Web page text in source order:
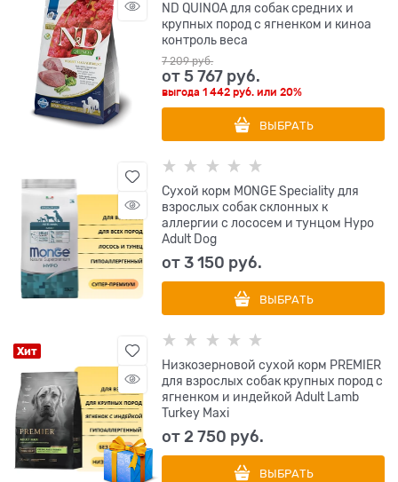
ND QUINOA для собак средних и
крупных пород с ягненком и киноа
контроль веса
7 209 руб.
от5 767 руб.
выгода1 442 руб. или20%
ВЫБРАТЬ
Сухой корм MONGE Speciality для
взрослых собак склонных к
аллергии с лососем и тунцом Hypo
Adult Dog
от3 150 руб.
ВЫБРАТЬ
Хит
Низкозерновой сухой корм PREMIER
для взрослых собак крупных пород с
ягненком и индейкой Adult Lamb
Turkey Maxi
от2 750 руб.
ВЫБРАТЬ